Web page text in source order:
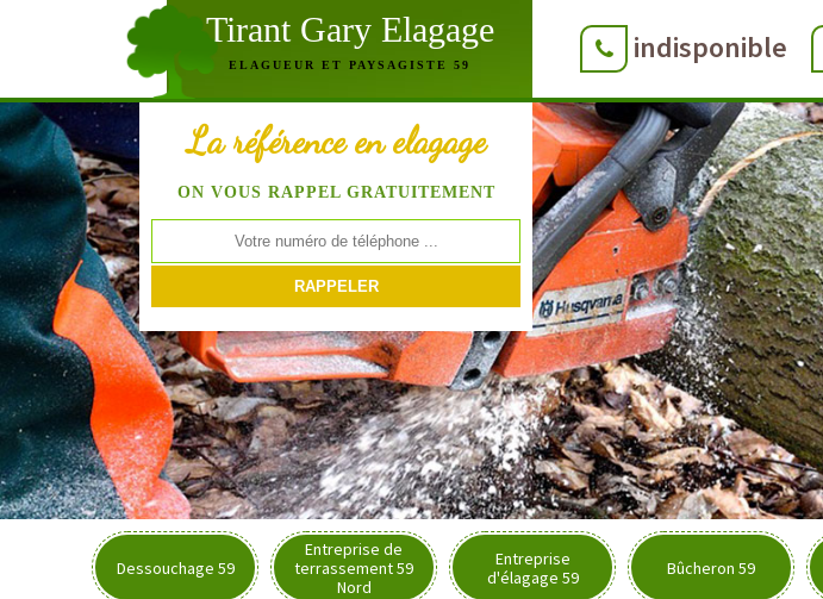
Tirant Gary Elagage
ELAGUEUR ET PAYSAGISTE 59 indisponible
La référence en elagage
ON VOUS RAPPEL GRATUITEMENT
Dessouchage 59
Entreprise de
terrassement 59
Nord
Entreprise
d'élagage 59
Bûcheron 59